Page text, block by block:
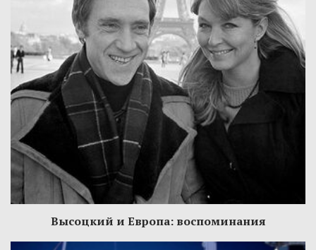
Высоцкий и Европа: воспоминания